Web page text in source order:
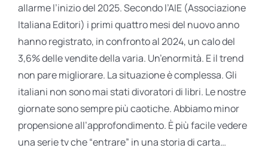
allarme l’inizio del 2025. Secondo l’AIE (Associazione
Italiana Editori) i primi quattro mesi del nuovo anno
hanno registrato, in confronto al 2024, un calo del
3,6% delle vendite della varia. Un’enormità. E il trend
non pare migliorare. La situazione è complessa. Gli
italiani non sono mai stati divoratori di libri. Le nostre
giornate sono sempre più caotiche. Abbiamo minor
propensione all’approfondimento. È più facile vedere
una serie tv che “entrare” in una storia di carta…